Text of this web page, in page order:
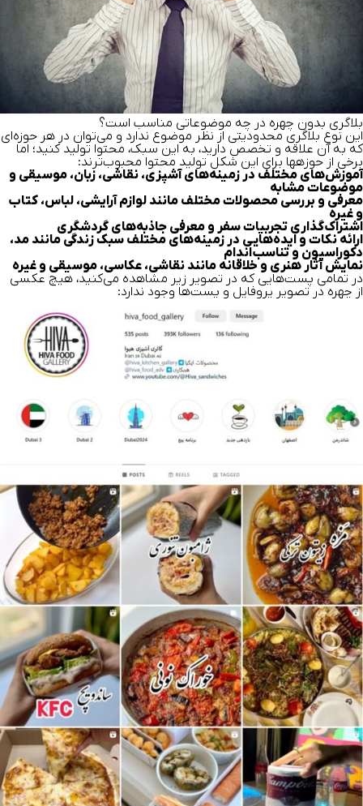
بلاگری بدون چهره در چه موضوعاتی مناسب است؟
این نوع بلاگری محدودیتی از نظر موضوع ندارد و می‌توان در هر حوزه‌ای
که به آن علاقه و تخصص دارید، به این سبک، محتوا تولید کنید؛ اما
برخی از حوزه‎ها برای این شکل تولید محتوا محبوب‌ترند:
آموزش‌های مختلف در زمینه‌های آشپزی، نقاشی، زبان، موسیقی و
موضوعات مشابه
معرفی و بررسی محصولات مختلف مانند لوازم آرایشی، لباس، کتاب
و غیره
اشتراک‌گذاری تجربیات سفر و معرفی جاذبه‌های گردشگری
ارائه نکات و ایده‌هایی در زمینه‌های مختلف سبک زندگی مانند مد،
دکوراسیون و تناسب‌اندام
نمایش آثار هنری و خلاقانه مانند نقاشی، عکاسی، موسیقی و غیره
در تمامی پست‌هایی که در تصویر زیر مشاهده می‌کنید، هیچ عکسی
از چهره در تصویر پروفایل و پست‌ها وجود ندارد: